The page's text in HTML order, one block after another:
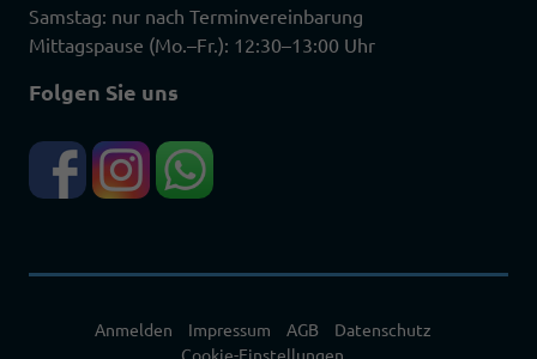
Samstag: nur nach Terminvereinbarung
Mittagspause (Mo.–Fr.): 12:30–13:00 Uhr
Folgen Sie uns
Anmelden Impressum AGB
Datenschutz
Cookie-Einstellungen